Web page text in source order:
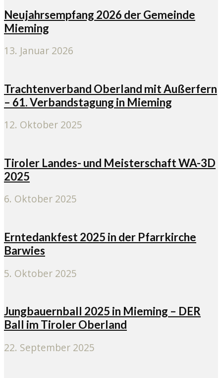
Neujahrsempfang 2026 der Gemeinde
Mieming
13. Januar 2026
Trachtenverband Oberland mit Außerfern
– 61. Verbandstagung in Mieming
12. Oktober 2025
Tiroler Landes- und Meisterschaft WA-3D
2025
6. Oktober 2025
Erntedankfest 2025 in der Pfarrkirche
Barwies
5. Oktober 2025
Jungbauernball 2025 in Mieming – DER
Ball im Tiroler Oberland
22. September 2025